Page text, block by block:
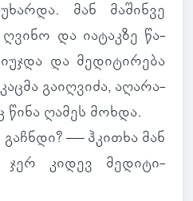
მან მა­შინვე
და ია­ტაკზე წა­
და მე­დი­ტი­რება
გა­იღ­ვიძა, აღა­რა­
ღამეს მოხდა.
— ჰკი­თხა მან
ჯერ კიდევ მე­დი­ტი­